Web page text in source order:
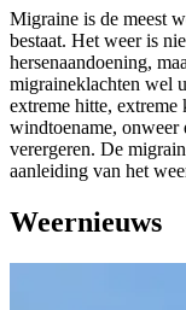
Migraine is de meest
bestaat. Het weer is
hersenaandoening,
migraineklachten wel
extreme hitte,
windtoename,
verergeren. De
aanleiding van het
Weernieuws